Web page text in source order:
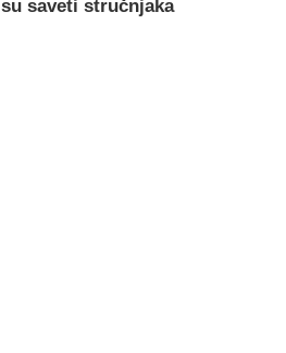
su saveti stručnjaka